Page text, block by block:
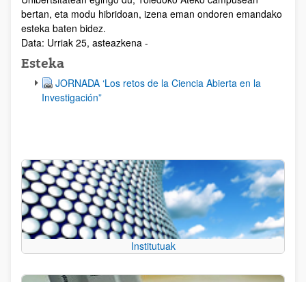
bertan, eta modu hibridoan, izena eman ondoren emandako
esteka baten bidez.
Data: Urriak 25, asteazkena -
Esteka
JORNADA ‘Los retos de la Ciencia Abierta en la
Investigación”
Institutuak